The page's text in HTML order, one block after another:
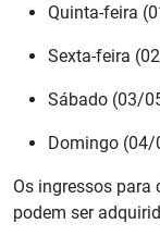
Quinta-feira
Sexta-feira
Sábado (03/
Domingo (04/
Os ingressos para
podem ser